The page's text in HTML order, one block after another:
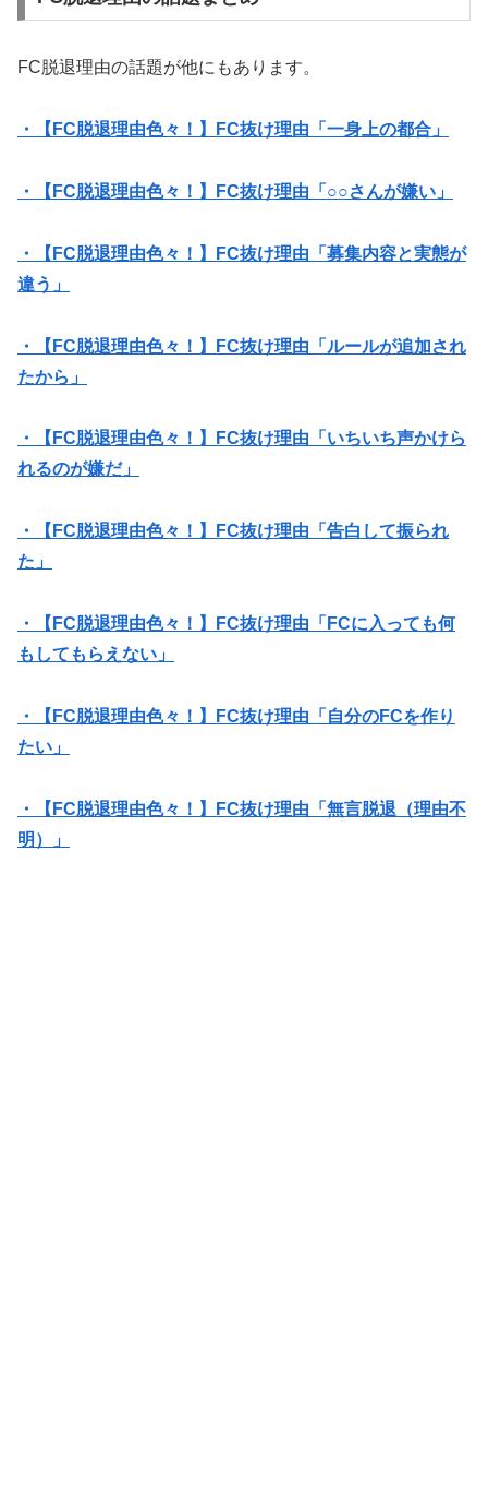
FC脱退理由の話題が他にもあります。
・【FC脱退理由色々！】FC抜け理由「一身上の都合」
・【FC脱退理由色々！】FC抜け理由「○○さんが嫌い」
・【FC脱退理由色々！】FC抜け理由「募集内容と実態が
違う」
・【FC脱退理由色々！】FC抜け理由「ルールが追加され
たから」
・【FC脱退理由色々！】FC抜け理由「いちいち声かけら
れるのが嫌だ」
・【FC脱退理由色々！】FC抜け理由「告白して振られ
た」
・【FC脱退理由色々！】FC抜け理由「FCに入っても何
もしてもらえない」
・【FC脱退理由色々！】FC抜け理由「自分のFCを作り
たい」
・【FC脱退理由色々！】FC抜け理由「無言脱退（理由不
明）」